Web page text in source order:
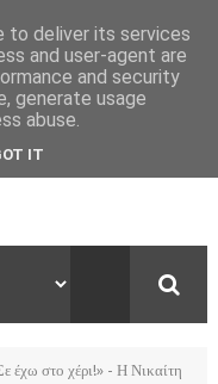
έχω στο χέρι!» - Η Νικαίτη
to deliver its services
and user-agent are
and security
generate usage
abuse.
IT